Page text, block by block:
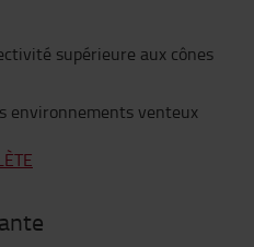
supérieure aux cônes
environnements venteux